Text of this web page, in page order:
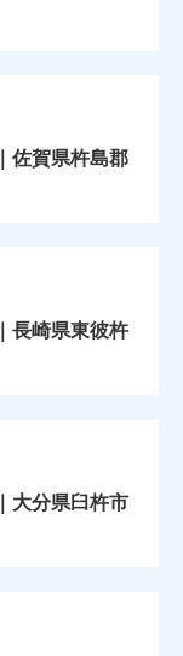
佐賀県杵島郡
長崎県東彼杵
大分県臼杵市